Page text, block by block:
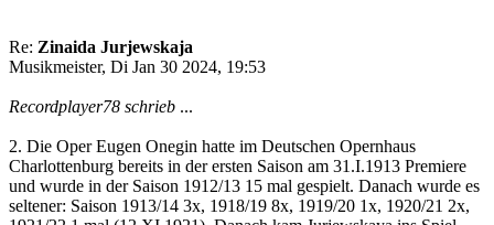
Re: Zinaida Jurjewskaja
Musikmeister, Di Jan 30 2024, 19:53
Recordplayer78 schrieb ...
2. Die Oper Eugen Onegin hatte im Deutschen Opernhaus
Charlottenburg bereits in der ersten Saison am 31.I.1913 Premiere
und wurde in der Saison 1912/13 15 mal gespielt. Danach wurde es
seltener: Saison 1913/14 3x, 1918/19 8x, 1919/20 1x, 1920/21 2x,